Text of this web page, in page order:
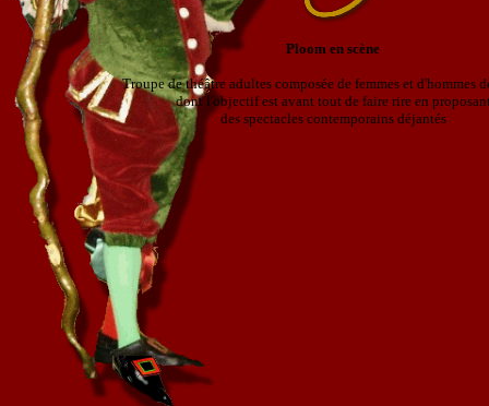
Ploom en scène
Troupe de théâtre adultes composée de femmes et d'hommes
dont l'objectif est avant tout de faire rire en
des spectacles contemporains déjantés